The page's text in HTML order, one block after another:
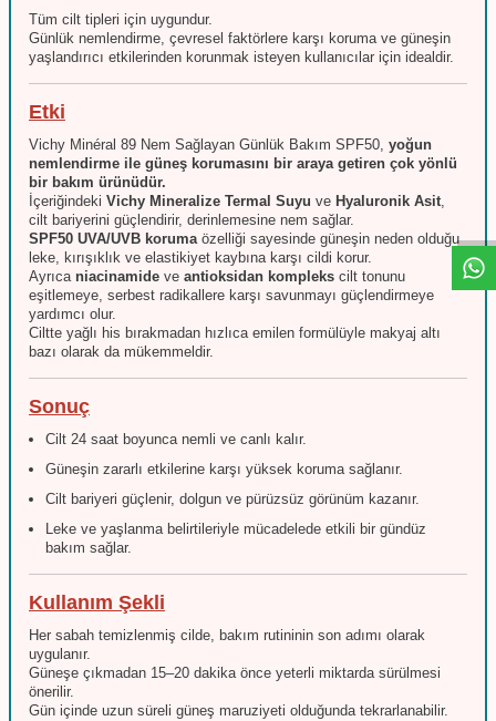
Tüm cilt tipleri için uygundur.
Günlük nemlendirme, çevresel faktörlere karşı koruma ve güneşin
yaşlandırıcı etkilerinden korunmak isteyen kullanıcılar için idealdir.
Etki
Vichy Minéral 89 Nem Sağlayan Günlük Bakım SPF50, yoğun
nemlendirme ile güneş korumasını bir araya getiren çok yönlü
bir bakım ürünüdür.
İçeriğindeki Vichy Mineralize Termal Suyu ve Hyaluronik Asit,
cilt bariyerini güçlendirir, derinlemesine nem sağlar.
SPF50 UVA/UVB korumaözelliği sayesinde güneşin neden olduğu
leke, kırışıklık ve elastikiyet kaybına karşı cildi korur.
Ayrıca niacinamide ve antioksidan kompleks cilt tonunu
eşitlemeye, serbest radikallere karşı savunmayı güçlendirmeye
yardımcı olur.
Ciltte yağlı his bırakmadan hızlıca emilen formülüyle makyaj altı
bazı olarak da mükemmeldir.
Sonuç
Cilt 24 saat boyunca nemli ve canlı kalır.
Güneşin zararlı etkilerine karşı yüksek koruma sağlanır.
Cilt bariyeri güçlenir, dolgun ve pürüzsüz görünüm kazanır.
Leke ve yaşlanma belirtileriyle mücadelede etkili bir gündüz
bakım sağlar.
Kullanım Şekli
Her sabah temizlenmiş cilde, bakım rutininin son adımı olarak
uygulanır.
Güneşe çıkmadan 15–20 dakika önce yeterli miktarda sürülmesi
önerilir.
Gün içinde uzun süreli güneş maruziyeti olduğunda tekrarlanabilir.